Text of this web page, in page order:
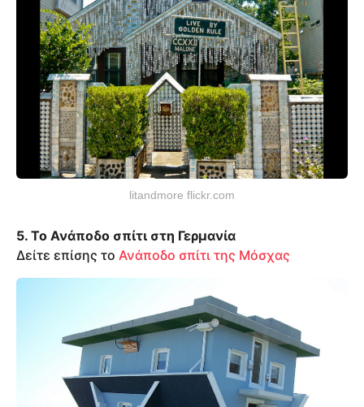
litandmore flickr.com
5. Το Ανάποδο σπίτι στη Γερμανία
Δείτε επίσης το Ανάποδο σπίτι της Μόσχας